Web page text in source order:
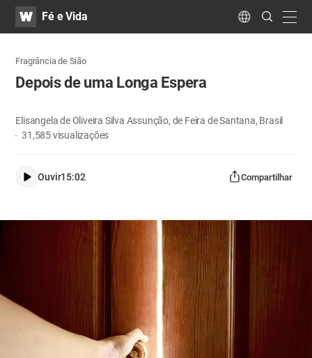
WATVFé e Vida Language
Search
Submit
Fragrância de Sião
Depois de uma Longa Espera
Elisangela de Oliveira Silva Assunção, de Feira de Santana, Brasil
31,585visualizações
Ouvir15:02 Compartilhar